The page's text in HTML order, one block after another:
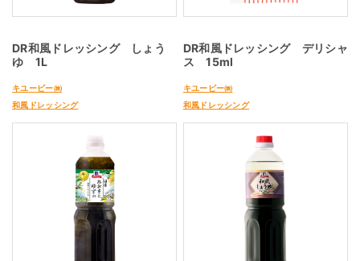
DR和風ドレッシング しょう
ゆ 1L
キユーピー㈱
和風ドレッシング
DR和風ドレッシング デリシャ
ス 15ml
キユーピー㈱
和風ドレッシング